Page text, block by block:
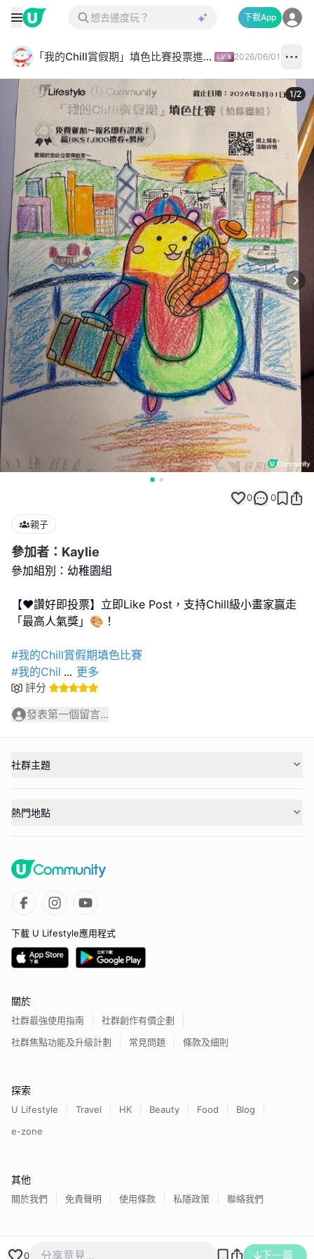
下載App
「我的Chill賞假期」填色比賽投票進行中✅ 2026/06/01
1/2
0 0
親子
參加者：Kaylie
參加組別：幼稚園組
【❤️讚好即投票】立即Like Post，支持Chill級小畫家贏走
「最高人氣獎」🎨！
#我的Chill賞假期填色比賽
#我的Chil ... 更多
評分
發表第一個留言...
0 下一篇
社群主題
熱門地點
下載 U Lifestyle應用程式
關於
社群最強使用指南
社群創作有價企劃
社群焦點功能及升級計劃
常見問題 條款及細則
探索
U Lifestyle Travel HK Beauty Food
Blog
e-zone
其他
關於我們 免責聲明 使用條款 私隱政策 聯絡我們
香港經濟日報版權所有©